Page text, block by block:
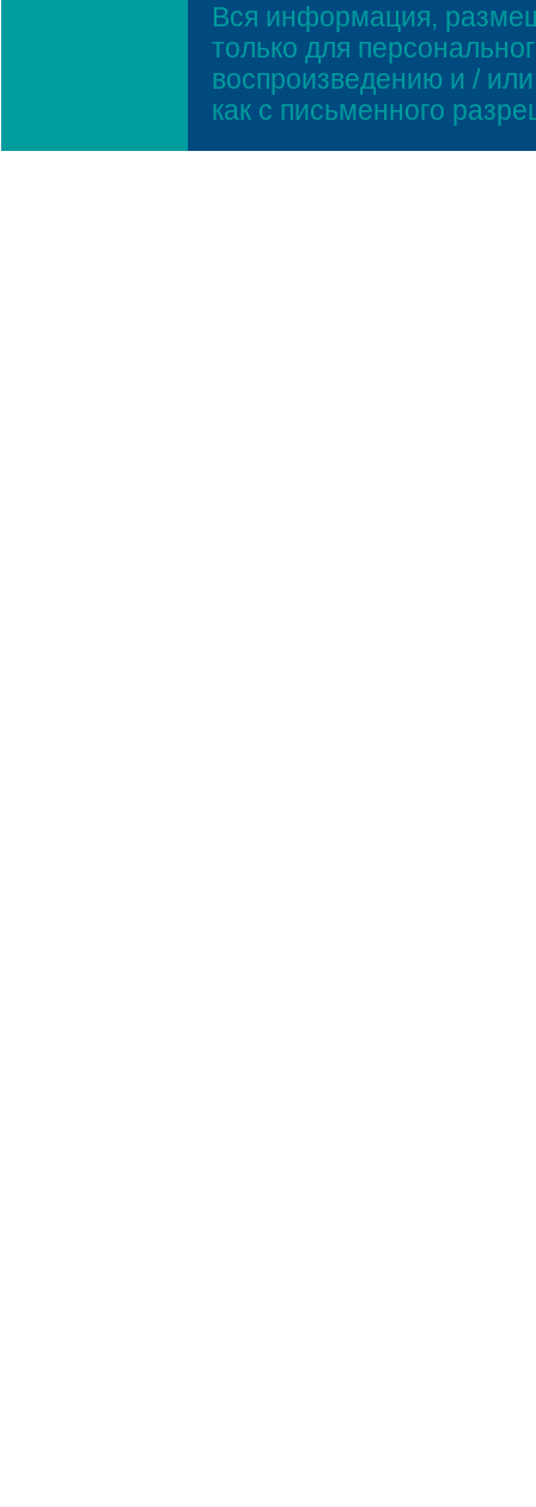
Вся информация,
только для
воспроизведению и /
как с письменного